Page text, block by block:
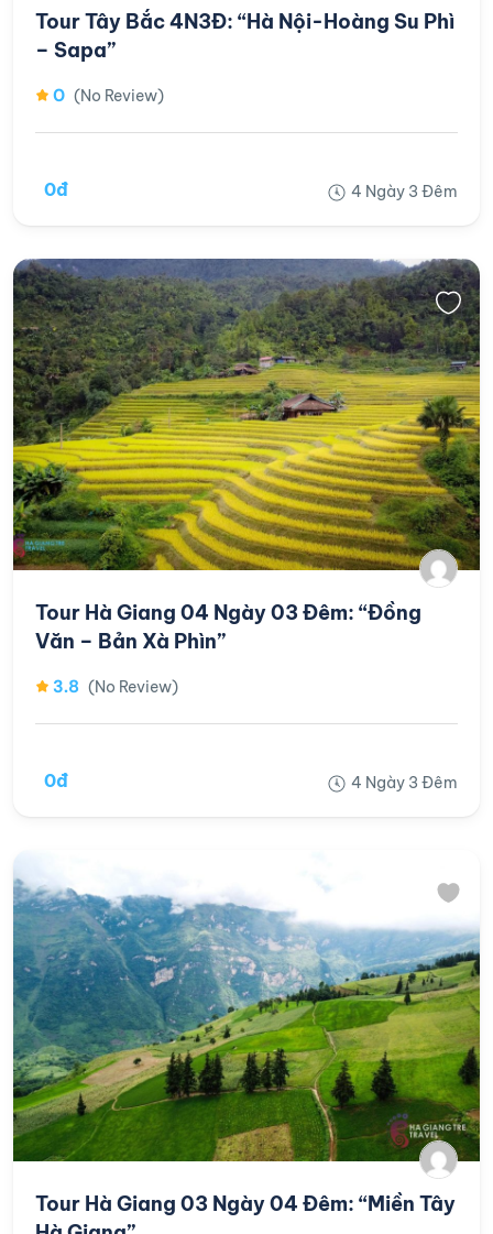
Tour Tây Bắc 4N3Đ: “Hà Nội-Hoàng Su Phì
– Sapa”
0 (No Review)
0đ 4 Ngày 3 Đêm
Tour Hà Giang 04 Ngày 03 Đêm: “Đồng
Văn – Bản Xà Phìn”
3.8 (No Review)
0đ 4 Ngày 3 Đêm
Tour Hà Giang 03 Ngày 04 Đêm: “Miền Tây